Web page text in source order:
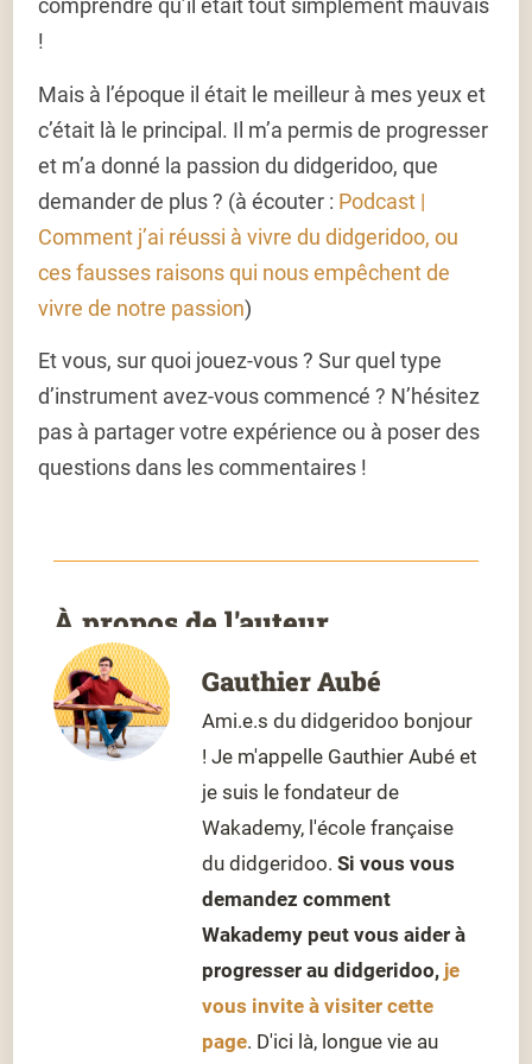
comprendre qu’il était tout simplement mauvais
!
Mais à l’époque il était le meilleur à mes yeux et
c’était là le principal. Il m’a permis de progresser
et m’a donné la passion du didgeridoo, que
demander de plus ? (à écouter : Podcast |
Comment j’ai réussi à vivre du didgeridoo, ou
ces fausses raisons qui nous empêchent de
vivre de notre passion)
Et vous, sur quoi jouez-vous ? Sur quel type
d’instrument avez-vous commencé ? N’hésitez
pas à partager votre expérience ou à poser des
questions dans les commentaires !
À propos de l'auteur
Gauthier Aubé
Ami.e.s du didgeridoo bonjour
! Je m'appelle Gauthier Aubé et
je suis le fondateur de
Wakademy, l'école française
du didgeridoo.Si vous vous
demandez comment
Wakademy peut vous aider à
progresser au didgeridoo, je
vous invite à visiter cette
page. D'ici là, longue vie au